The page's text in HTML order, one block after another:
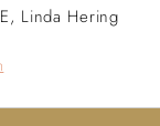
Linda Hering